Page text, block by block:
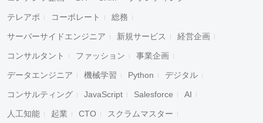
テレアポ コーポレート 総務
サーバーサイドエンジニア 新規サービス 経営企画
コンサルタント ファッション 事業企画
データエンジニア 機械学習 Python デジタル
コンサルティング JavaScript Salesforce AI
人工知能 起業 CTO スクラムマスター